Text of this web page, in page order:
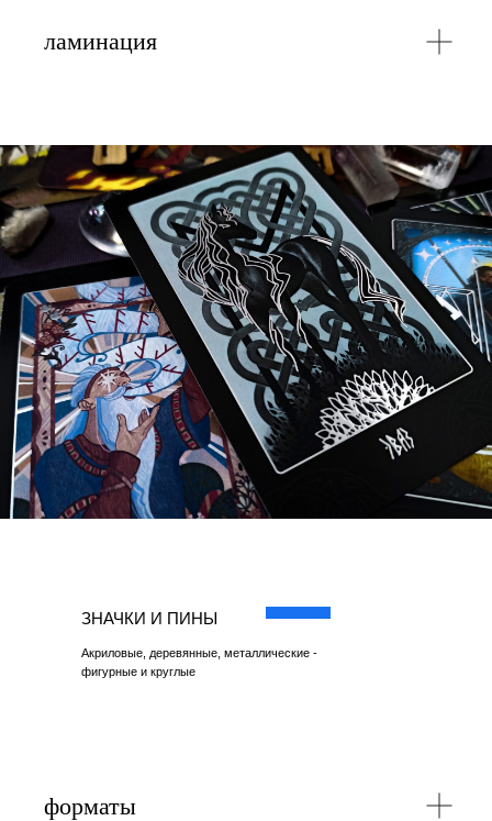
ламинация
ЗНАЧКИ И ПИНЫ
Акриловые, деревянные, металлические -
фигурные и круглые
форматы